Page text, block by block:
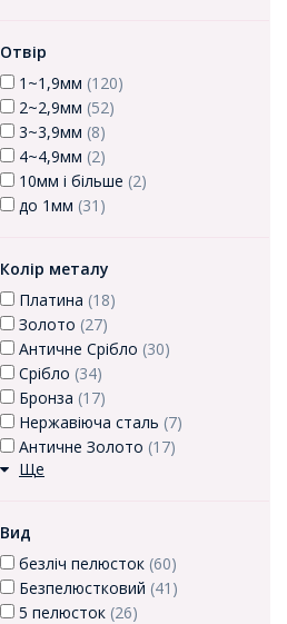
Отвір
1~1,9мм (120)
2~2,9мм (52)
3~3,9мм (8)
4~4,9мм (2)
10мм і більше (2)
до 1мм (31)
Колір металу
Платина (18)
Золото (27)
Античне Срібло (30)
Срібло (34)
Бронза (17)
Нержавіюча сталь (7)
Античне Золото (17)
Ще
Вид
безліч пелюсток (60)
Безпелюстковий (41)
5 пелюсток (26)